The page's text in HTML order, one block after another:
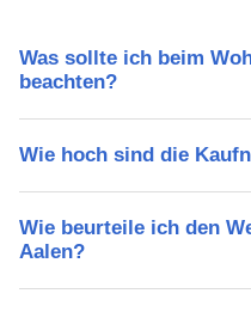
Was sollte ich beim
beachten?
Wie hoch sind die
Wie beurteile ich den
Aalen?